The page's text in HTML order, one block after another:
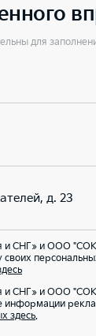
для
д. 23
и СНГ» и ООО
своих
и СНГ» и ООО
информации
здесь.